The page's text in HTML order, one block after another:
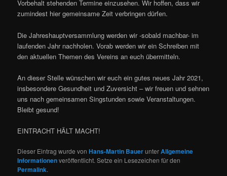
Vorbehalt stehenden Termine einzusehen. Wir hoffen, dass wir
zumindest hier gemeinsame Zeit verbringen dürfen.
Die Jahreshauptversammlung werden wir -sobald machbar- im
laufenden Jahr nachholen. Vorab werden wir ein Schreiben mit
den aktuellen Themen des Vereins an euch übermitteln.
An dieser Stelle wünschen wir euch ein gutes neues Jahr 2021,
insbesondere Gesundheit und Zuversicht – wir freuen und sehnen
uns nach gemeinsamen Singstunden sowie Veranstaltungen.
Bleibt gesund!
EINTRACHT HÄLT MACHT!
Dieser Eintrag wurde vonHans-Martin BauerunterAllgemeine
Informationenveröffentlicht. Setze ein Lesezeichen für den
Permalink.